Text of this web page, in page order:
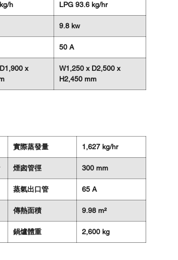
h
LPG 93.6 kg/hr
9.8 kw
50 A
x
W1,250 x D2,500 x
H2,450 mm
實際蒸發量 1,627 kg/hr
煙囪管徑 300 mm
蒸氣出口管 65 A
傳熱面積 9.98 m²
鍋爐體重 2,600 kg